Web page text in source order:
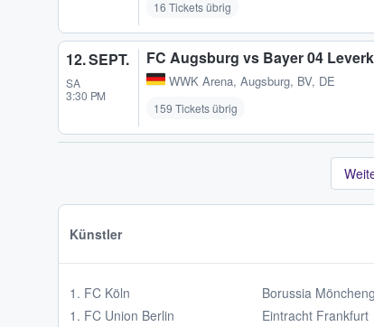
16 Tickets übrig
12. SEPT.
SA
3:30 PM
FC Augsburg vs Bayer 04
WWK Arena, Augsburg, BV, DE
159 Tickets übrig
Künstler
1. FC Köln
1. FC Union Berlin
Borussia
Eintracht Frankfurt